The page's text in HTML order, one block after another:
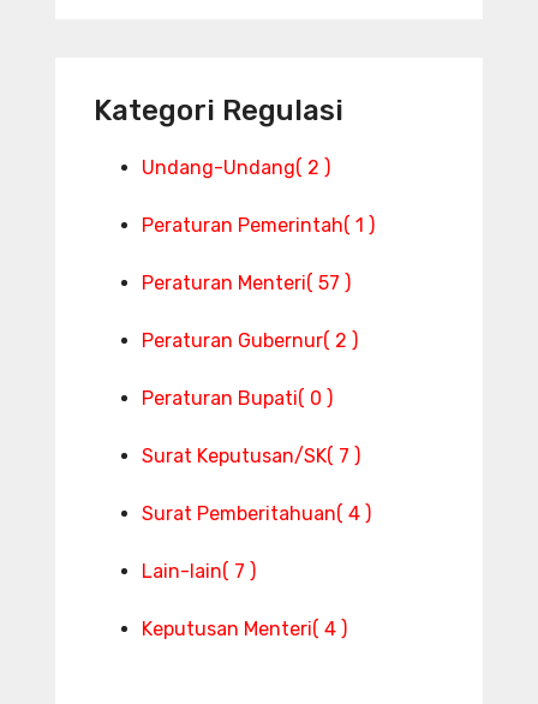
Kategori Regulasi
Undang-Undang( 2 )
Peraturan Pemerintah( 1 )
Peraturan Menteri( 57 )
Peraturan Gubernur( 2 )
Peraturan Bupati( 0 )
Surat Keputusan/SK( 7 )
Surat Pemberitahuan( 4 )
Lain-lain( 7 )
Keputusan Menteri( 4 )